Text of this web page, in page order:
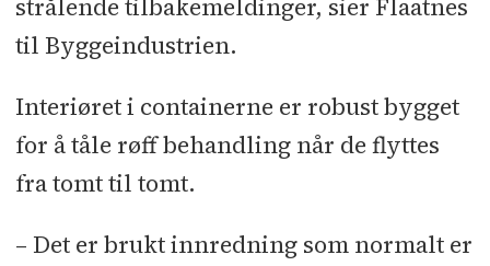
strålende tilbakemeldinger, sier Flaatnes
til Byggeindustrien.
Interiøret i containerne er robust bygget
for å tåle røff behandling når de flyttes
fra tomt til tomt.
– Det er brukt innredning som normalt er